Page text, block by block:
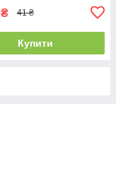
₴ 41 ₴
Купити